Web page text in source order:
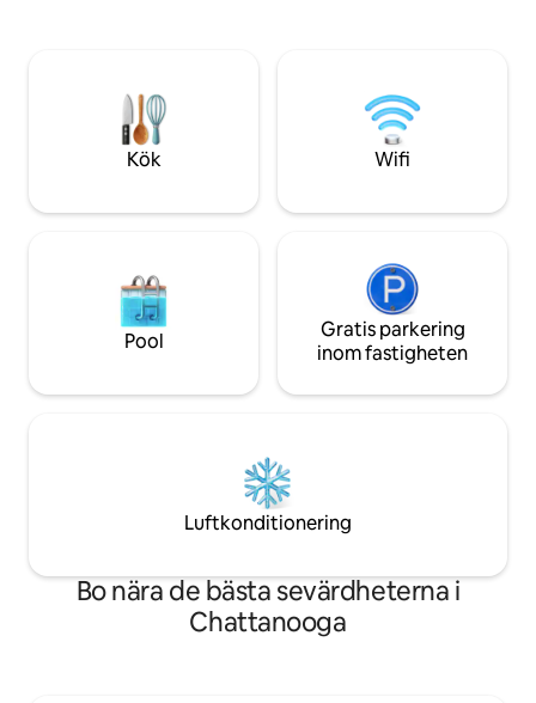
@windowrockmodern eller hitta oss
online. Bokat på ditt önskade datum?
Prova vårt andra, större boende,
Jackson Point!
sovrum på loftet
för par, ensamma
som längtar efter
Kök Wifi
Pool
Gratis parkering
inom fastigheten
Luftkonditionering
Bo nära de bästa sevärdheterna i
Chattanooga